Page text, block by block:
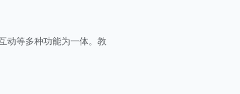
动等多种功能为一体。教